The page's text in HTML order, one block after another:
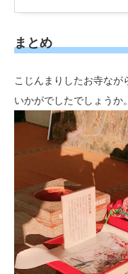
まとめ
こじんまりしたお寺なが
いかがでしたでしょうか。